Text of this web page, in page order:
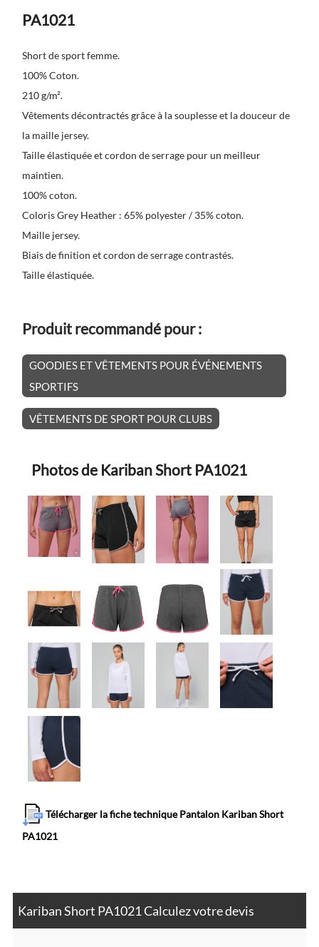
PA1021
Short de sport femme.
100% Coton.
210 g/m².
Vêtements décontractés grâce à la souplesse et la douceur de
la maille jersey.
Taille élastiquée et cordon de serrage pour un meilleur
maintien.
100% coton.
Coloris Grey Heather : 65% polyester / 35% coton.
Maille jersey.
Biais de finition et cordon de serrage contrastés.
Taille élastiquée.
Produit recommandé pour :
GOODIES ET VÊTEMENTS POUR ÉVÉNEMENTS
SPORTIFS
VÊTEMENTS DE SPORT POUR CLUBS
Photos de Kariban Short PA1021
Télécharger la fiche technique Pantalon Kariban Short
PA1021
Kariban Short PA1021 Calculez votre devis